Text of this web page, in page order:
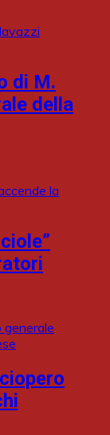
di M.
della